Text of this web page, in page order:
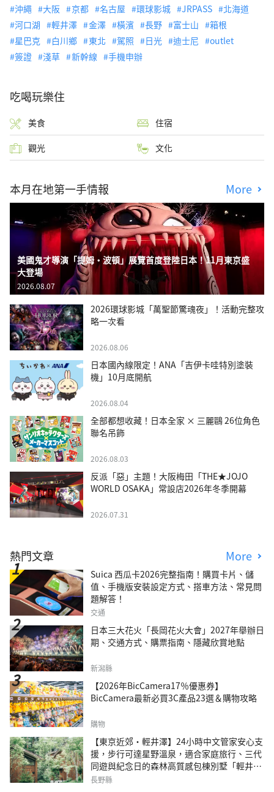
沖繩 大阪 京都 名古屋 環球影城 JRPASS
北海道
河口湖
輕井澤 金澤 橫濱 長野 富士山
箱根
星巴克
白川鄉 東北 駕照 日光 迪士尼
outlet
簽證
淺草 新幹線 手機申辦
吃喝玩樂住
美食 住宿
觀光 文化
本月在地第一手情報 More
美國鬼才導演「提姆・波頓」展覽首度登陸日本！11月東京盛
大登場
2026.08.07
2026環球影城「萬聖節驚魂夜」！活動完整攻
略一次看
2026.08.06
日本國內線限定！ANA「吉伊卡哇特別塗裝
機」10月底開航
2026.08.04
全部都想收藏！日本全家 × 三麗鷗 26位角色
聯名吊飾
2026.08.03
反派「惡」主題！大阪梅田「THE★JOJO
WORLD OSAKA」常設店2026年冬季開幕
2026.07.31
熱門文章 More
Suica 西瓜卡2026完整指南！購買卡片、儲
值、手機版安裝設定方式、搭車方法、常見問
題解答！
交通
日本三大花火「長岡花火大會」2027年舉辦日
期、交通方式、購票指南、隱藏欣賞地點
新潟縣
【2026年BicCamera17％優惠券】
BicCamera最新必買3C產品23選＆購物攻略
購物
【東京近郊・輕井澤】24小時中文管家安心支
援，步行可達星野溫泉，適合家庭旅行、三代
同遊與紀念日的森林高質感包棟別墅「輕井澤
森四季VILLA」
長野縣